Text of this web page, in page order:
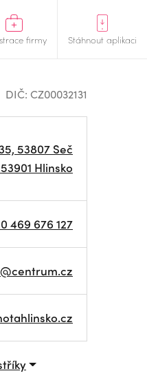
firmy Stáhnout aplikaci
DIČ: CZ00032131
53807 Seč
Hlinsko
469 676 127